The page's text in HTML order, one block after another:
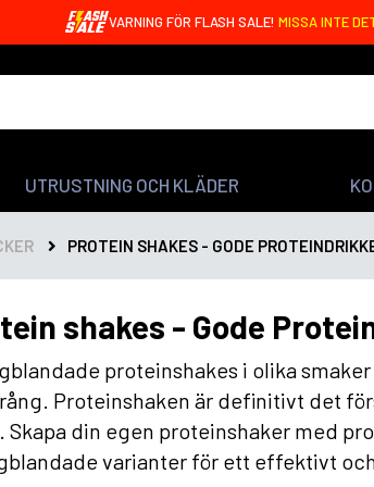
VARNING FÖR FLASH SALE! MISSA INTE
UTRUSTNING OCH KLÄDER
PROTEIN SHAKES - GODE
shakes - Gode
proteinshakes i olika
Proteinshaken är definitivt det
Skapa din egen proteinshaker med
varianter för ett effektivt